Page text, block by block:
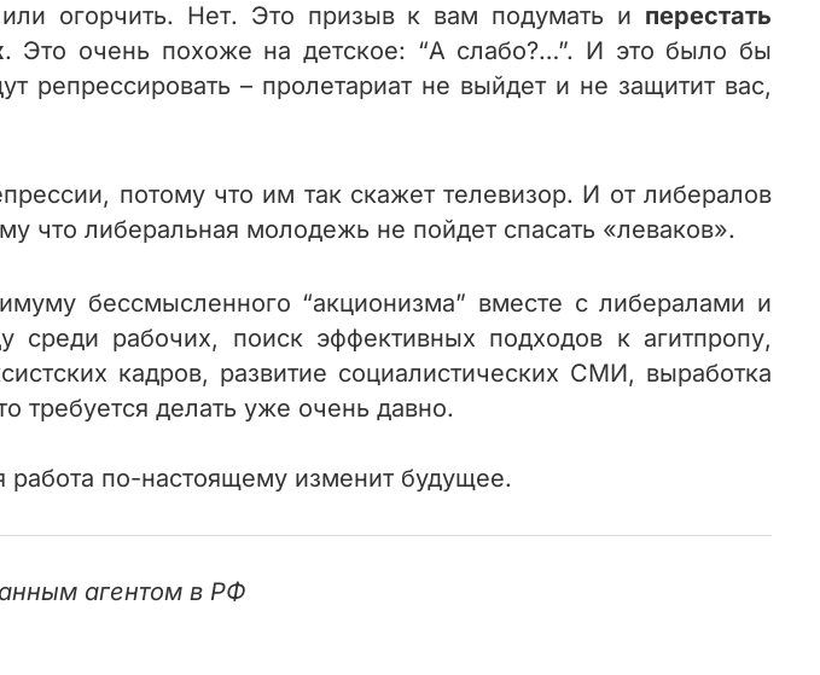
огорчить. Нет. Это призыв к вам подумать и перестать
. Это очень похоже на детское: “А слабо?…”. И это было бы
репрессировать – пролетариат не выйдет и не защитит вас,
потому что им так скажет телевизор. И от либералов
что либеральная молодежь не пойдет спасать «леваков».
бессмысленного “акционизма” вместе с либералами и
рабочих, поиск эффективных подходов к агитпропу,
кадров, развитие социалистических СМИ, выработка
требуется делать уже очень давно.
работа по-настоящему изменит будущее.
агентом в РФ